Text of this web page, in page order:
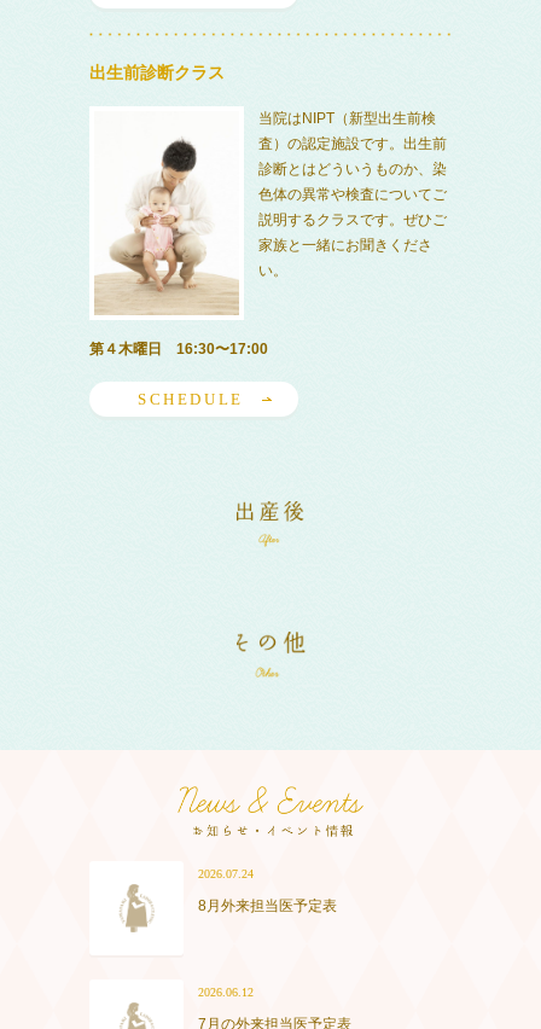
出生前診断クラス
当院はNIPT（新型出生前検
査）の認定施設です。出生前
診断とはどういうものか、染
色体の異常や検査についてご
説明するクラスです。ぜひご
家族と一緒にお聞きくださ
い。
第４木曜日 16:30〜17:00
SCHEDULE
2026.07.24
8月外来担当医予定表
2026.06.12
7月の外来担当医予定表